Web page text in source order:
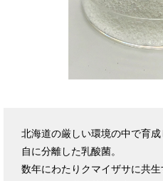
北海道の厳しい環境の中で育
自に分離した乳酸菌。
数年にわたりクマイザサに共